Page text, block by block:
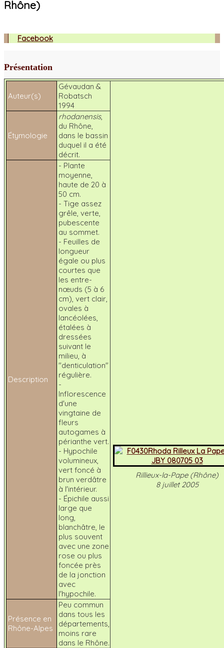
Facebook
Rhône)
Présentation
Auteur(s)
Gévaudan &
Robatsch
1994
Rillieux-la-Pape (Rhône)
8 juillet 2005
Étymologie
rhodanensis,
du Rhône,
dans le bassin
duquel il a été
décrit.
Description
- Plante
moyenne,
haute de 20 à
50 cm.
- Tige assez
grêle, verte,
pubescente
au sommet.
- Feuilles de
longueur
égale ou plus
courtes que
les entre-
nœuds (5 à 6
cm), vert clair,
ovales à
lancéolées,
étalées à
dressées
suivant le
milieu, à
"denticulation"
régulière.
-
Inflorescence
d'une
vingtaine de
fleurs
autogames à
périanthe vert.
- Hypochile
volumineux,
vert foncé à
brun verdâtre
à l'intérieur.
- Épichile aussi
large que
long,
blanchâtre, le
plus souvent
avec une zone
rose ou plus
foncée près
de la jonction
avec
l'hypochile.
Présence en
Rhône-Alpes
Peu commun
dans tous les
départements,
moins rare
dans le Rhône.